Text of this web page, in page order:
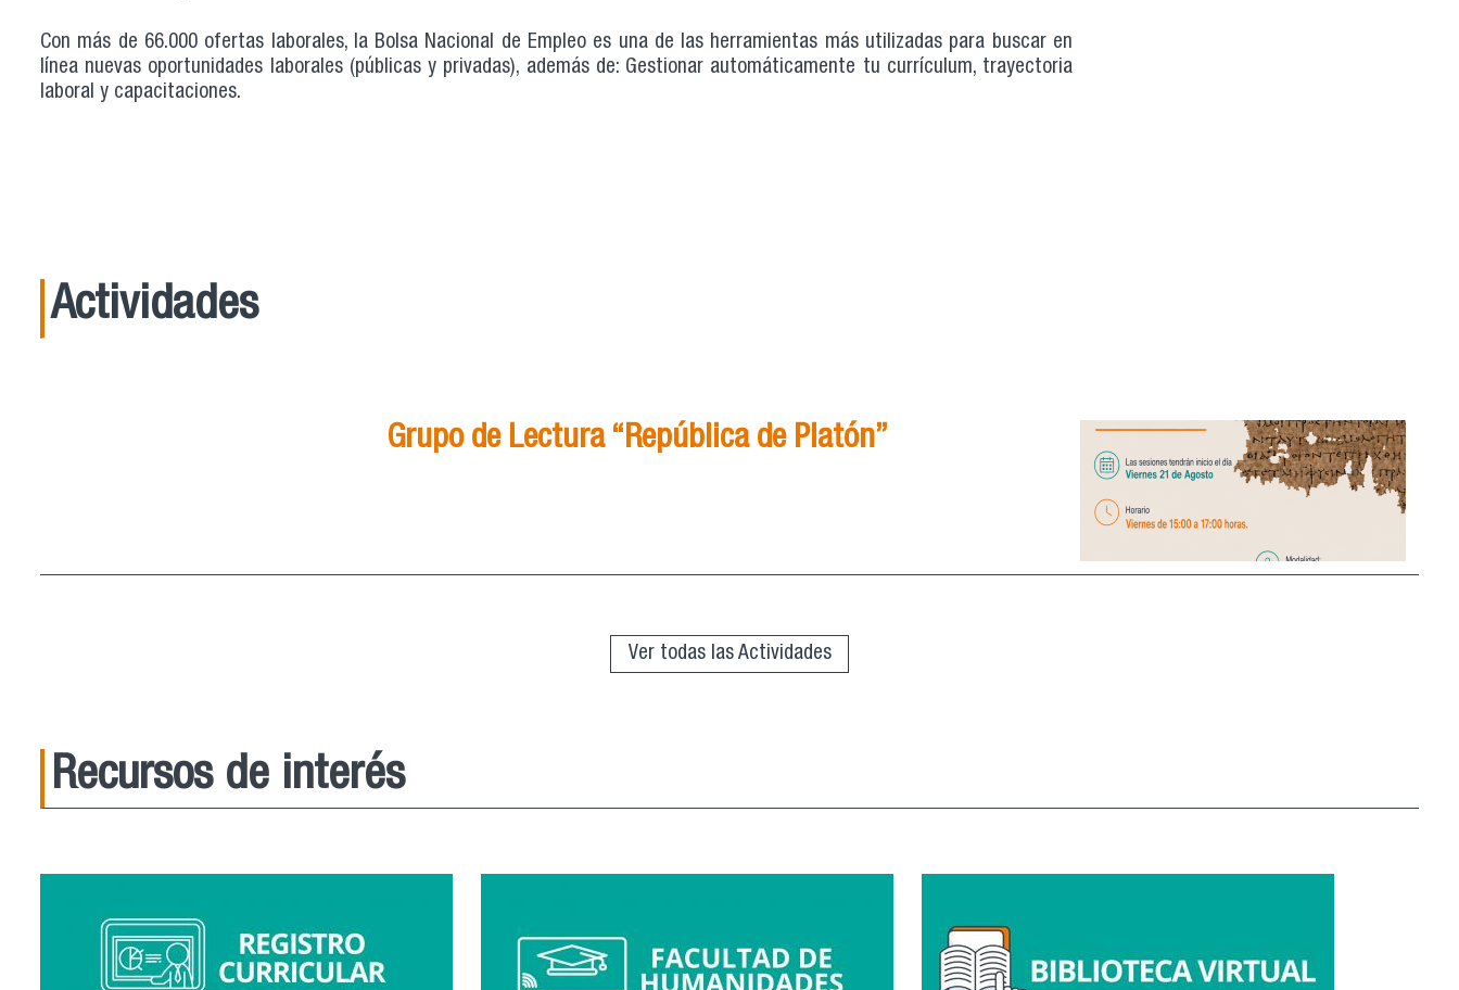
Con más de 66.000 ofertas laborales, la Bolsa Nacional de Empleo es una de las herramientas más utilizadas para buscar en
línea nuevas oportunidades laborales (públicas y privadas), además de: Gestionar automáticamente tu currículum, trayectoria
laboral y capacitaciones.
Actividades
Grupo de Lectura “República de Platón”
Ver todas las Actividades
Recursos de interés